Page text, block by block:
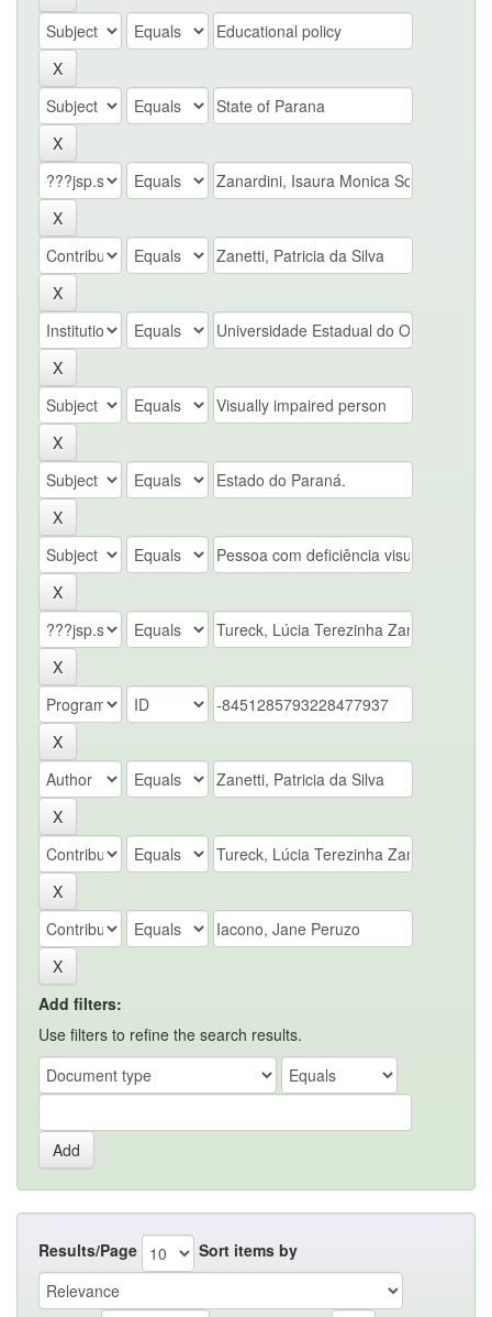
Add filters:
Use filters to refine the search results.
Results/Page Sort items by